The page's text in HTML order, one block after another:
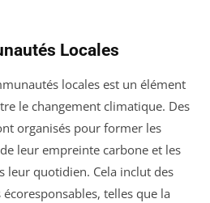
Locales
locales est un élément
le changement climatique. Des
organisés pour former les
leur empreinte carbone et les
leur quotidien. Cela inclut des
telles que la